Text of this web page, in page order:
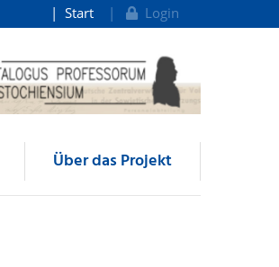
Start Login
Über das Projekt